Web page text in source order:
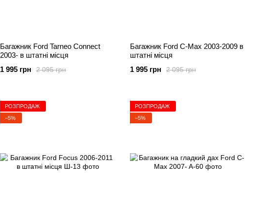
Багажник Ford Tarneo Connect
2003- в штатні місця
2 095 грн
1 995 грн
Багажник Ford C-Max 2003-2009 в
штатні місця
2 095 грн
1 995 грн
РОЗПРОДАЖ
−5%
РОЗПРОДАЖ
−5%